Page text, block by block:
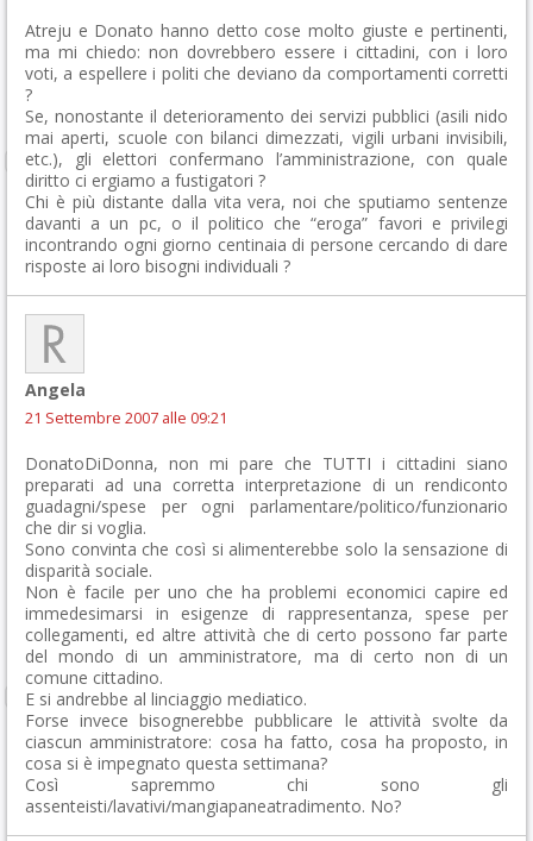
Atreju e Donato hanno detto cose molto giuste e pertinenti,
ma mi chiedo: non dovrebbero essere i cittadini, con i loro
voti, a espellere i politi che deviano da comportamenti corretti
?
Se, nonostante il deterioramento dei servizi pubblici (asili nido
mai aperti, scuole con bilanci dimezzati, vigili urbani invisibili,
etc.), gli elettori confermano l’amministrazione, con quale
diritto ci ergiamo a fustigatori ?
Chi è più distante dalla vita vera, noi che sputiamo sentenze
davanti a un pc, o il politico che “eroga” favori e privilegi
incontrando ogni giorno centinaia di persone cercando di dare
risposte ai loro bisogni individuali ?
Angela
21 Settembre 2007 alle 09:21
DonatoDiDonna, non mi pare che TUTTI i cittadini siano
preparati ad una corretta interpretazione di un rendiconto
guadagni/spese per ogni parlamentare/politico/funzionario
che dir si voglia.
Sono convinta che così si alimenterebbe solo la sensazione di
disparità sociale.
Non è facile per uno che ha problemi economici capire ed
immedesimarsi in esigenze di rappresentanza, spese per
collegamenti, ed altre attività che di certo possono far parte
del mondo di un amministratore, ma di certo non di un
comune cittadino.
E si andrebbe al linciaggio mediatico.
Forse invece bisognerebbe pubblicare le attività svolte da
ciascun amministratore: cosa ha fatto, cosa ha proposto, in
cosa si è impegnato questa settimana?
Così sapremmo chi sono gli
assenteisti/lavativi/mangiapaneatradimento. No?